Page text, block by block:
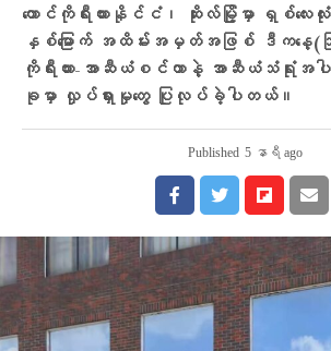
တောင်ကိုရီးယားနိုင်ငံ၊ ဆိုးလ်မြို့မှာ ရှစ်လေးလုံ
နှစ်မြောက် အထိမ်းအမှတ်အဖြစ် ဒီကနေ့(
ကိုရီးယား-အာဆီယံစင်တာနဲ့ အာဆီယံသံရုံးအ
ခုမှာ လှုပ်ရှားမှုတွေ ပြုလုပ်ခဲ့ပါတယ်။
Published 5 နာရီ ago